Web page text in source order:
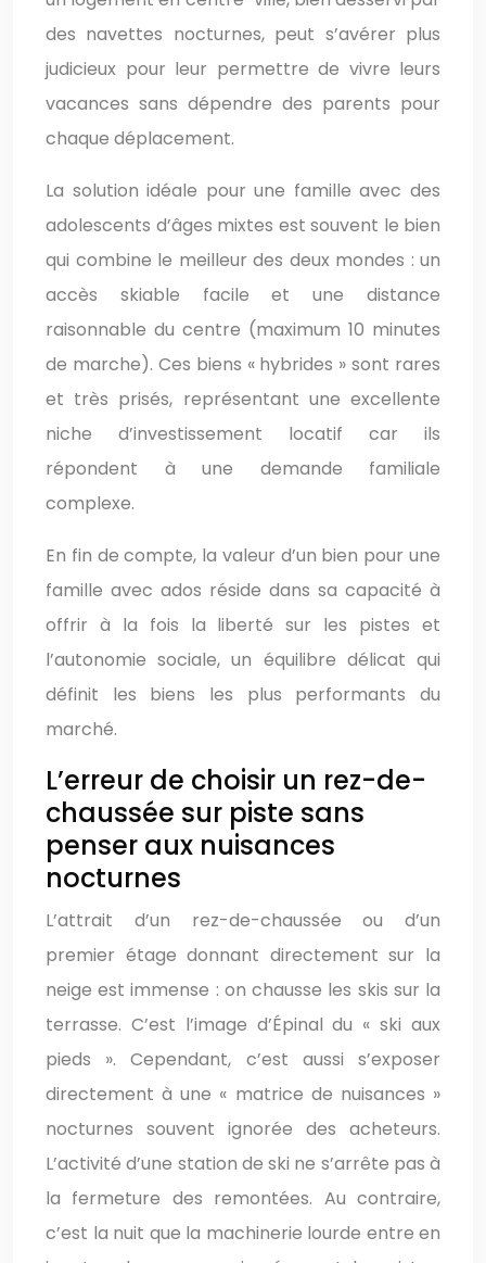
des navettes nocturnes, peut s’avérer plus
judicieux pour leur permettre de vivre leurs
vacances sans dépendre des parents pour
chaque déplacement.
La solution idéale pour une famille avec des
adolescents d’âges mixtes est souvent le bien
qui combine le meilleur des deux mondes : un
accès skiable facile et une distance
raisonnable du centre (maximum 10 minutes
de marche). Ces biens « hybrides » sont rares
et très prisés, représentant une excellente
niche d’investissement locatif car ils
répondent à une demande familiale
complexe.
En fin de compte, la valeur d’un bien pour une
famille avec ados réside dans sa capacité à
offrir à la fois la liberté sur les pistes et
l’autonomie sociale, un équilibre délicat qui
définit les biens les plus performants du
marché.
L’erreur de choisir un rez-de-
chaussée sur piste sans
penser aux nuisances
nocturnes
L’attrait d’un rez-de-chaussée ou d’un
premier étage donnant directement sur la
neige est immense : on chausse les skis sur la
terrasse. C’est l’image d’Épinal du « ski aux
pieds ». Cependant, c’est aussi s’exposer
directement à une « matrice de nuisances »
nocturnes souvent ignorée des acheteurs.
L’activité d’une station de ski ne s’arrête pas à
la fermeture des remontées. Au contraire,
c’est la nuit que la machinerie lourde entre en